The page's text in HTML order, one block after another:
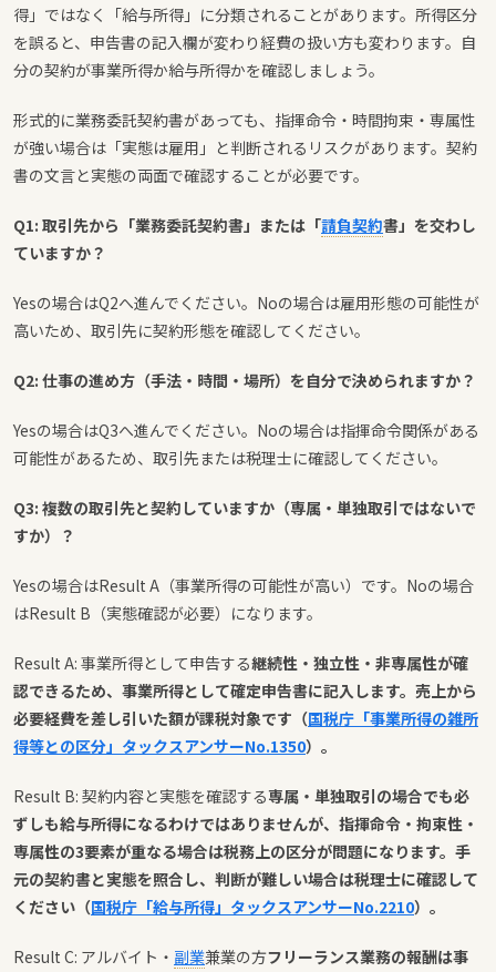
得」ではなく「給与所得」に分類されることがあります。所得区分
を誤ると、申告書の記入欄が変わり経費の扱い方も変わります。自
分の契約が事業所得か給与所得かを確認しましょう。
形式的に業務委託契約書があっても、指揮命令・時間拘束・専属性
が強い場合は「実態は雇用」と判断されるリスクがあります。契約
書の文言と実態の両面で確認することが必要です。
Q1: 取引先から「業務委託契約書」または「請負契約書」を交わし
ていますか？
Yesの場合はQ2へ進んでください。Noの場合は雇用形態の可能性が
高いため、取引先に契約形態を確認してください。
Q2: 仕事の進め方（手法・時間・場所）を自分で決められますか？
Yesの場合はQ3へ進んでください。Noの場合は指揮命令関係がある
可能性があるため、取引先または税理士に確認してください。
Q3: 複数の取引先と契約していますか（専属・単独取引ではないで
すか）？
Yesの場合はResult A（事業所得の可能性が高い）です。Noの場合
はResult B（実態確認が必要）になります。
Result A: 事業所得として申告する継続性・独立性・非専属性が確
認できるため、事業所得として確定申告書に記入します。売上から
必要経費を差し引いた額が課税対象です（国税庁「事業所得の雑所
得等との区分」タックスアンサーNo.1350）。
Result B: 契約内容と実態を確認する専属・単独取引の場合でも必
ずしも給与所得になるわけではありませんが、指揮命令・拘束性・
専属性の3要素が重なる場合は税務上の区分が問題になります。手
元の契約書と実態を照合し、判断が難しい場合は税理士に確認して
ください（国税庁「給与所得」タックスアンサーNo.2210）。
Result C: アルバイト・ 副業兼業の方フリーランス業務の報酬は事